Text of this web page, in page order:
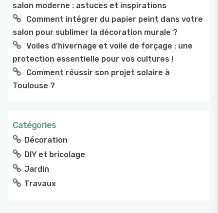
salon moderne : astuces et inspirations
Comment intégrer du papier peint dans votre
salon pour sublimer la décoration murale ?
Voiles d’hivernage et voile de forçage : une
protection essentielle pour vos cultures !
Comment réussir son projet solaire à
Toulouse ?
Catégories
Décoration
DIY et bricolage
Jardin
Travaux